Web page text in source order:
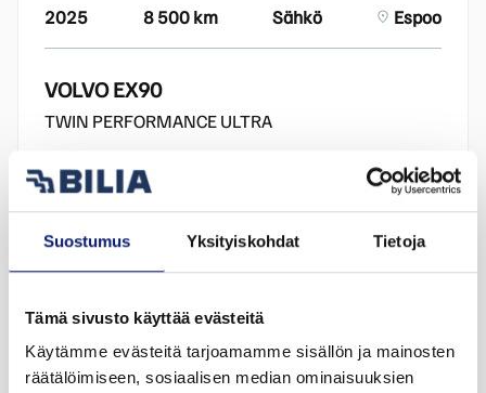
Suostumus Yksityiskohdat Tietoja
Tämä sivusto käyttää evästeitä
Käytämme evästeitä tarjoamamme sisällön ja mainosten
räätälöimiseen, sosiaalisen median ominaisuuksien
2025 8 500 km Sähkö Espoo
VOLVO EX90
TWIN PERFORMANCE ULTRA
92 800 € alk. 1 015 €/kk